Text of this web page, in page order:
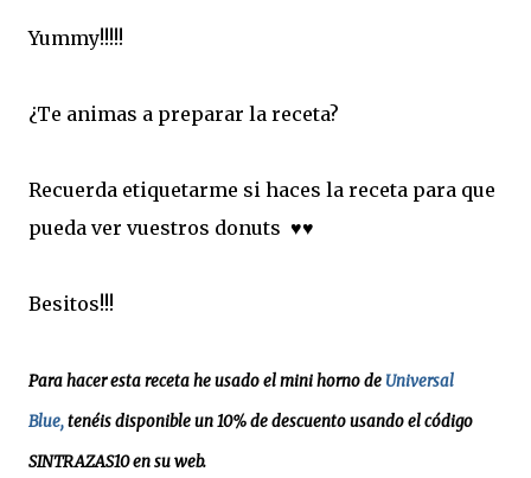
Yummy!!!!!
¿Te animas a preparar la receta?
Recuerda etiquetarme si haces la receta para que
pueda ver vuestros donuts ♥♥
Besitos!!!
Para hacer esta receta he usado el mini horno de Universal
Blue,tenéis disponible un 10% de descuento usando el código
SINTRAZAS10 en su web.